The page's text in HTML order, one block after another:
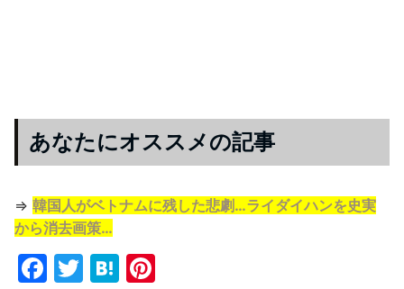
あなたにオススメの記事
⇒ 韓国人がベトナムに残した悲劇…ライダイハンを史実
から消去画策…
F
T
H